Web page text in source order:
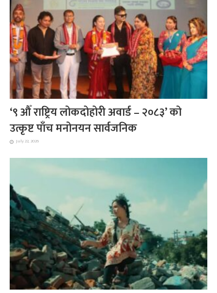
‘९ औँ राष्ट्रिय लोकदोहोरी अवार्ड – २०८३’ को
उत्कृष्ट पाँच मनोनयन सार्वजनिक
July 22, 2026